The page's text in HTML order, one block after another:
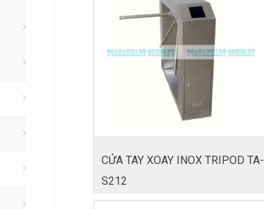
CỬA TAY XOAY INOX TRIPOD TA-
S212